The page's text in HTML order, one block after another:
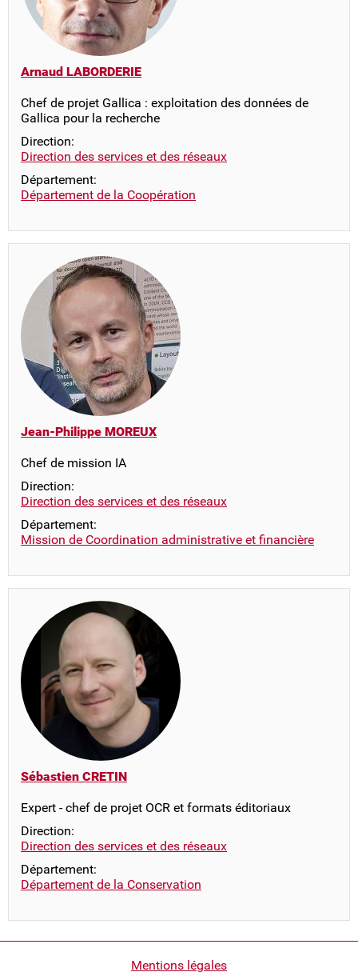
Arnaud LABORDERIE
Chef de projet Gallica : exploitation des données de
Gallica pour la recherche
Direction:
Direction des services et des réseaux
Département:
Département de la Coopération
Jean-Philippe MOREUX
Chef de mission IA
Direction:
Direction des services et des réseaux
Département:
Mission de Coordination administrative et financière
Sébastien CRETIN
Expert - chef de projet OCR et formats éditoriaux
Direction:
Direction des services et des réseaux
Département:
Département de la Conservation
Mentions légales